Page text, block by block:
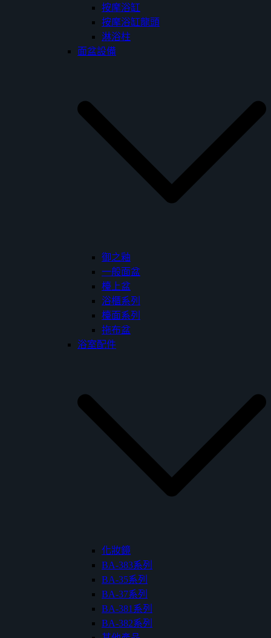
按摩浴缸
按摩浴缸龍頭
淋浴柱
面盆設備
御之釉
一般面盆
檯上盆
浴櫃系列
檯面系列
拖布盆
浴室配件
化妝鏡
BA-383系列
BA-35系列
BA-37系列
BA-381系列
BA-382系列